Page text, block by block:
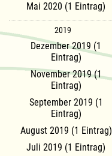
Mai 2020 (1 Eintrag)
2019
Dezember 2019 (1
Eintrag)
November 2019 (1
Eintrag)
September 2019 (1
Eintrag)
August 2019 (1 Eintrag)
Juli 2019 (1 Eintrag)